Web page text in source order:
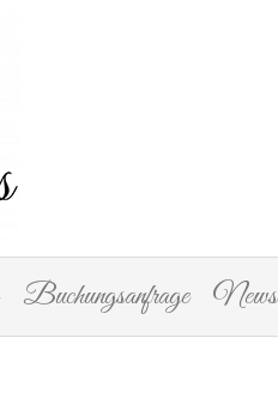
Buchungsanfrage News